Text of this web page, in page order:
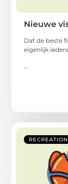
Nieuwe
Dat de beste
eigenlijk
...